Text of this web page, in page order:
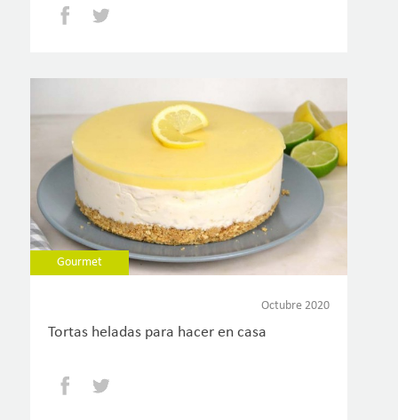
Facebook
Gourmet
Octubre 2020
Tortas heladas para hacer en casa
Facebook